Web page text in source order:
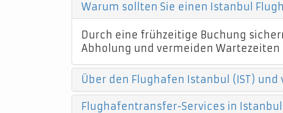
Warum sollten Sie einen Istanbul
Durch eine frühzeitige Buchung
Abholung und vermeiden
Über den Flughafen Istanbul (IST)
Flughafentransfer-Services in Istanbul